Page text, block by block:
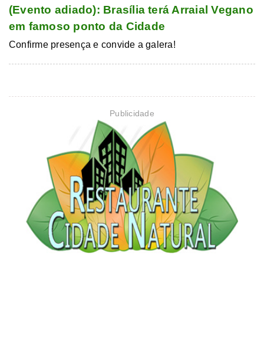
(Evento adiado): Brasília terá Arraial Vegano
em famoso ponto da Cidade
Confirme presença e convide a galera!
Publicidade